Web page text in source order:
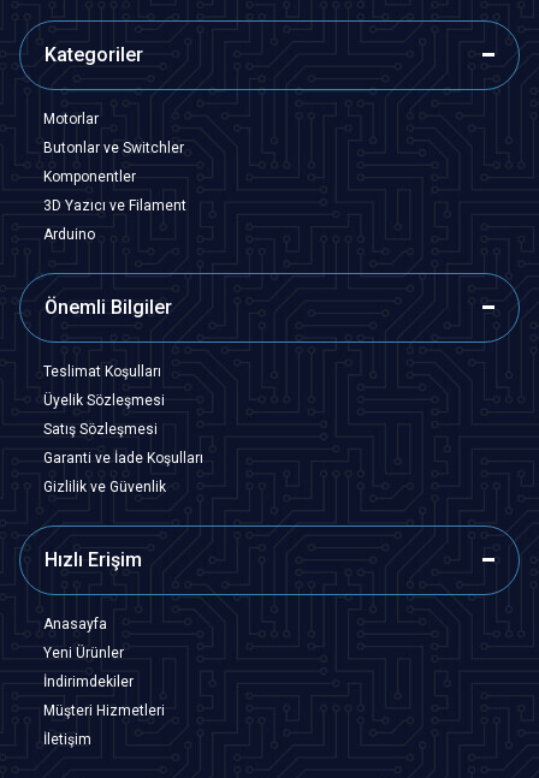
Kategoriler
Motorlar
Butonlar ve Switchler
Komponentler
3D Yazıcı ve Filament
Arduino
Önemli Bilgiler
Teslimat Koşulları
Üyelik Sözleşmesi
Satış Sözleşmesi
Garanti ve İade Koşulları
Gizlilik ve Güvenlik
Hızlı Erişim
Anasayfa
Yeni Ürünler
İndirimdekiler
Müşteri Hizmetleri
İletişim